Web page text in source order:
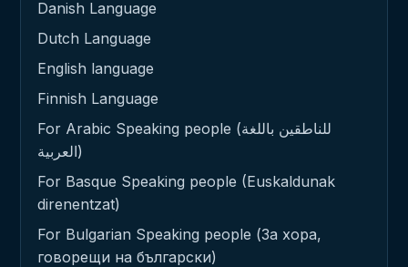
Danish Language
Dutch Language
English language
Finnish Language
For Arabic Speaking people (للناطقين باللغة
العربية)
For Basque Speaking people (Euskaldunak
direnentzat)
For Bulgarian Speaking people (За хора,
говорещи на български)